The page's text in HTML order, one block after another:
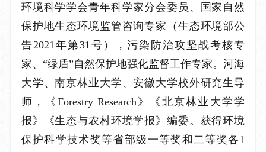
环境科学学会青年科学家分会委员、
国家自然
保护地生态环境监管咨询专家（生态环境部公
告2021年第31号），污染防治攻坚战考核专
家、“绿盾”自然保护地强化监督工作专家。河海
大学 、南京林业大学、安徽大学校外研究生导
师，《 Forestry Research》
《北京林业大学学
报》《生态与农村环境学报》编委。获得环境
保护科学技术奖等省部级一等奖和二等奖各1